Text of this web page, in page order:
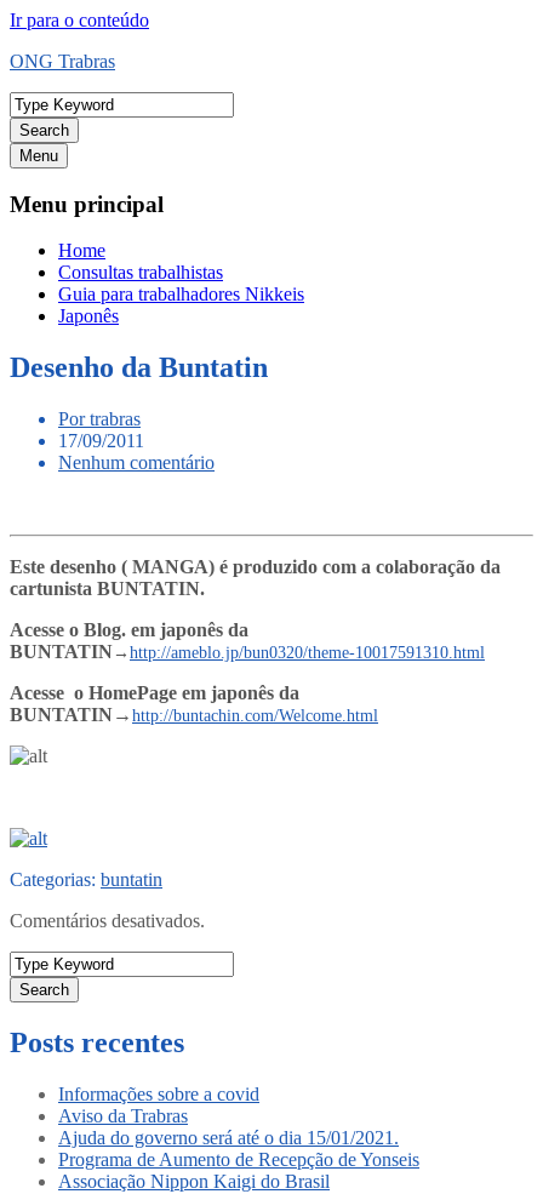
Ir para o conteúdo
ONG Trabras
Search
Menu
Menu principal
Home
Consultas trabalhistas
Guia para trabalhadores Nikkeis
Japonês
Desenho da Buntatin
Por trabras
17/09/2011
Nenhum comentário
Este desenho ( MANGA) é produzido com a colaboração da
cartunista BUNTATIN.
Acesse o Blog. em japonês da
BUNTATIN→ http://ameblo.jp/bun0320/theme-10017591310.html
Acesse o HomePage em japonês da
BUNTATIN→ http://buntachin.com/Welcome.html
Categorias: buntatin
Comentários desativados.
Search
Posts recentes
Informações sobre a covid
Aviso da Trabras
Ajuda do governo será até o dia 15/01/2021.
Programa de Aumento de Recepção de Yonseis
Associação Nippon Kaigi do Brasil